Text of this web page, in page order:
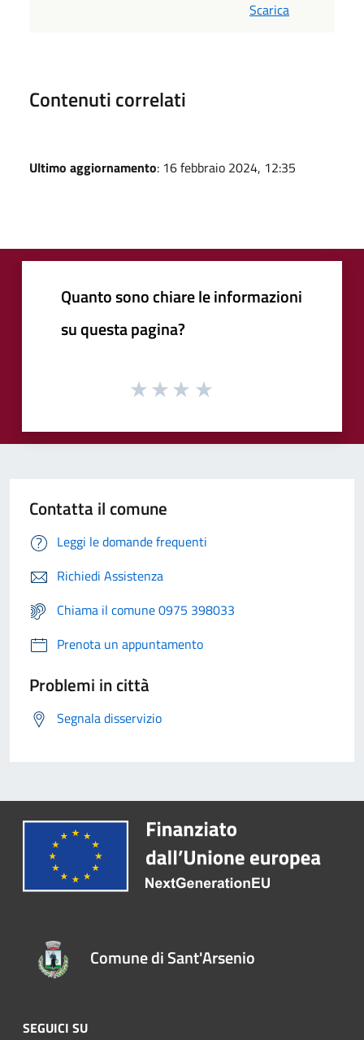
Scarica
Contenuti correlati
Ultimo aggiornamento: 16 febbraio 2024, 12:35
Quanto sono chiare le informazioni
su questa pagina?
Contatta il comune
Leggi le domande frequenti
Richiedi Assistenza
Chiama il comune 0975 398033
Prenota un appuntamento
Problemi in città
Segnala disservizio
Comune di Sant'Arsenio
SEGUICI SU